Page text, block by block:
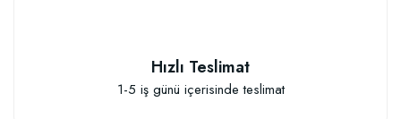
Hızlı Teslimat
1-5 iş günü içerisinde teslimat